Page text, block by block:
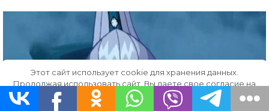
Этот сайт использует cookie для хранения данных.
Продолжая использовать сайт, Вы даете свое согласие на
работу с этими файлами.
OK